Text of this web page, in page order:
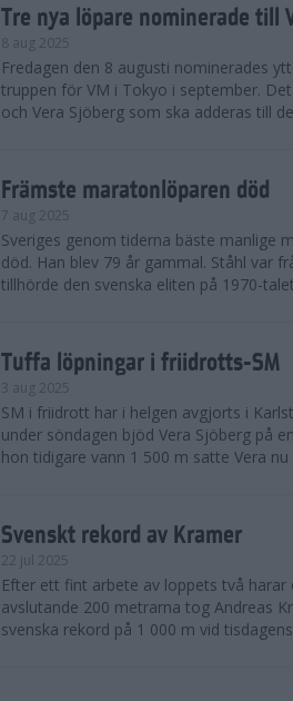
Tre nya löpare nominerade till
8 aug 2025
Fredagen den 8 augusti nominerades
truppen för VM i Tokyo i september.
och Vera Sjöberg som ska adderas till
Främste maratonlöparen död
7 aug 2025
Sveriges genom tiderna bäste manlige
död. Han blev 79 år gammal. Ståhl var
tillhörde den svenska eliten på 1970-
Tuffa löpningar i friidrotts-SM
3 aug 2025
SM i friidrott har i helgen avgjorts i
under söndagen bjöd Vera Sjöberg på
hon tidigare vann 1 500 m satte Vera
Svenskt rekord av Kramer
22 jul 2025
Efter ett fint arbete av loppets två
avslutande 200 metrarna tog Andreas
svenska rekord på 1 000 m vid